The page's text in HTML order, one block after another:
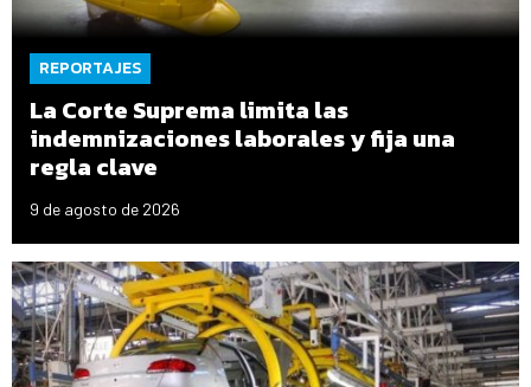
REPORTAJES
La Corte Suprema limita las
indemnizaciones laborales y fija una
regla clave
9 de agosto de 2026